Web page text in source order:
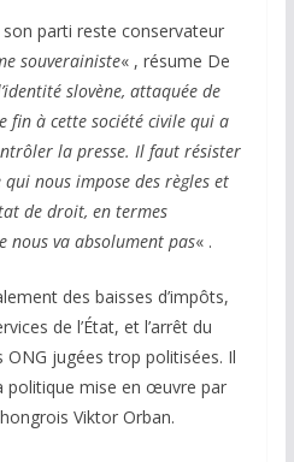
parti reste conservateur
souverainiste« , résume De
slovène, attaquée de
à cette société civile qui a
la presse. Il faut résister
nous impose des règles et
de droit, en termes
nous va absolument pas« .
des baisses d’impôts,
de l’État, et l’arrêt du
jugées trop politisées. Il
politique mise en œuvre par
Viktor Orban.